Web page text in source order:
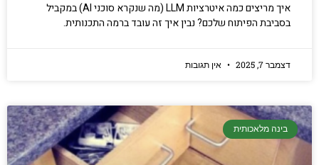
איך מריצים כמה איטרציות LLM (מה שנקרא סוכני AI) במקביל
בסביבת הפיתוח שלכם? נבין איך זה עובד ברמה התכנותית.
דצמבר 7, 2025 אין תגובות
בינה מלאכותית